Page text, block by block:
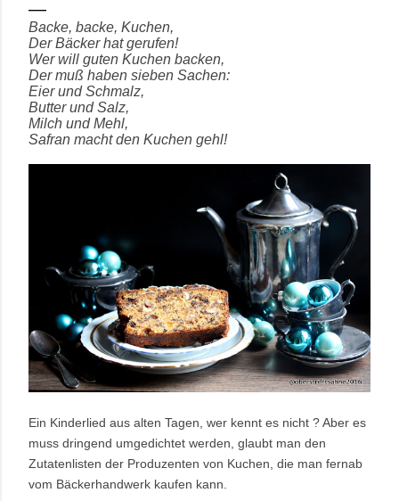
Backe, backe, Kuchen,
Der Bäcker hat gerufen!
Wer will guten Kuchen backen,
Der muß haben sieben Sachen:
Eier und Schmalz,
Butter und Salz,
Milch und Mehl,
Safran macht den Kuchen gehl!
Ein Kinderlied aus alten Tagen, wer kennt es nicht ? Aber es
muss dringend umgedichtet werden, glaubt man den
Zutatenlisten der Produzenten von Kuchen, die man fernab
vom Bäckerhandwerk kaufen kann.